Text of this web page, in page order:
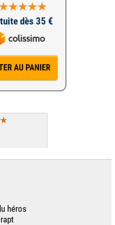
dès 35 €
héros